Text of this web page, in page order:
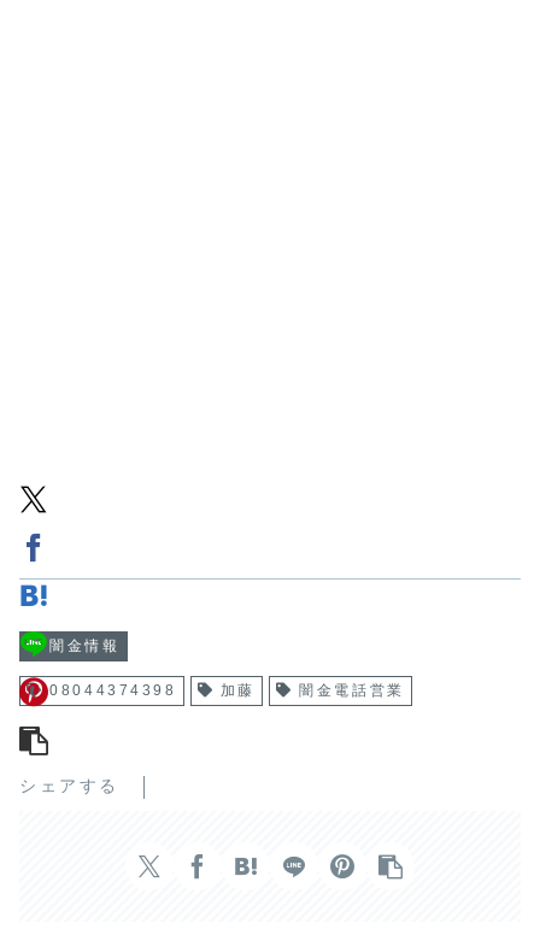
闇金情報
08044374398 加藤 闇金電話営業
シェアする